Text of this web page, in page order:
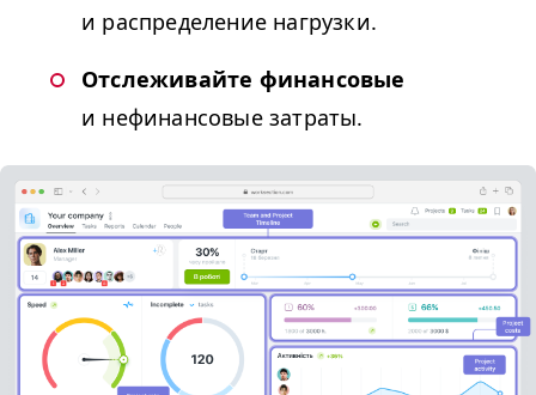
и распределение нагрузки.
Отслеживайте финансовые
и нефинансовые затраты.